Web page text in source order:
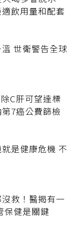
飲用量和配套
世衛警告全球
C肝可望達標
7癌公費篩檢
是健康危機 不
救！醫揭有一
保健是關鍵